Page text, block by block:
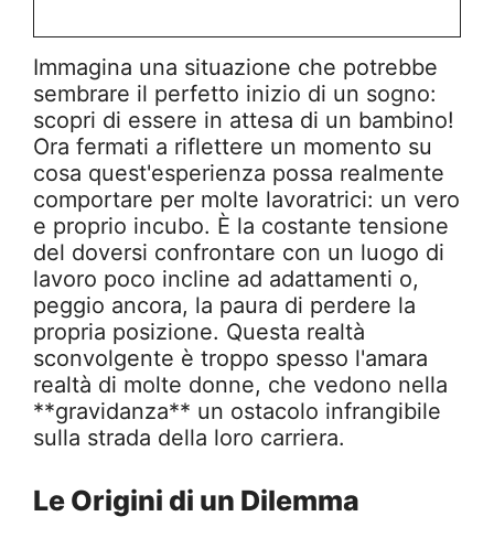
Immagina una situazione che potrebbe
sembrare il perfetto inizio di un sogno:
scopri di essere in attesa di un bambino!
Ora fermati a riflettere un momento su
cosa quest'esperienza possa realmente
comportare per molte lavoratrici: un vero
e proprio incubo. È la costante tensione
del doversi confrontare con un luogo di
lavoro poco incline ad adattamenti o,
peggio ancora, la paura di perdere la
propria posizione. Questa realtà
sconvolgente è troppo spesso l'amara
realtà di molte donne, che vedono nella
**gravidanza** un ostacolo infrangibile
sulla strada della loro carriera.
Le Origini di un Dilemma